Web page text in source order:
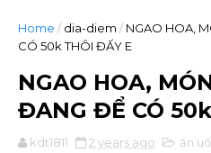
Home / dia-diem / NGAO HOA,
CÓ 50k THÔI ĐẤY E
NGAO HOA,
ĐANG ĐỂ CÓ
kdt1811 2 years ago ăn